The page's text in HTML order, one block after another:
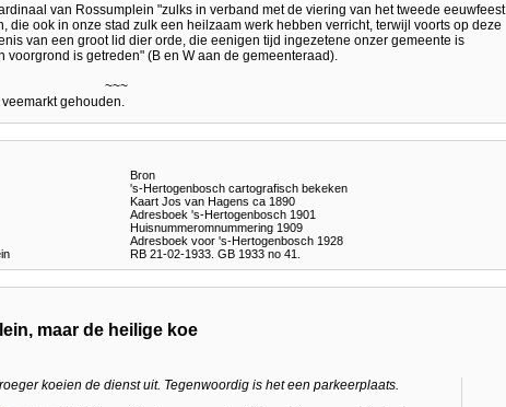
van Rossumplein "zulks in verband met de viering van het tweede eeuwfeest
die ook in onze stad zulk een heilzaam werk hebben verricht, terwijl voorts op deze
van een groot lid dier orde, die eenigen tijd ingezetene onzer gemeente is
is getreden" (B en W aan de gemeenteraad).
~~~
gehouden.
Bron
's-Hertogenbosch cartografisch bekeken
Kaart Jos van Hagens ca 1890
Adresboek 's-Hertogenbosch 1901
Huisnummeromnummering 1909
Adresboek voor 's-Hertogenbosch 1928
RB 21-02-1933. GB 1933 no 41.
maar de heilige koe
koeien de dienst uit. Tegenwoordig is het een parkeerplaats.